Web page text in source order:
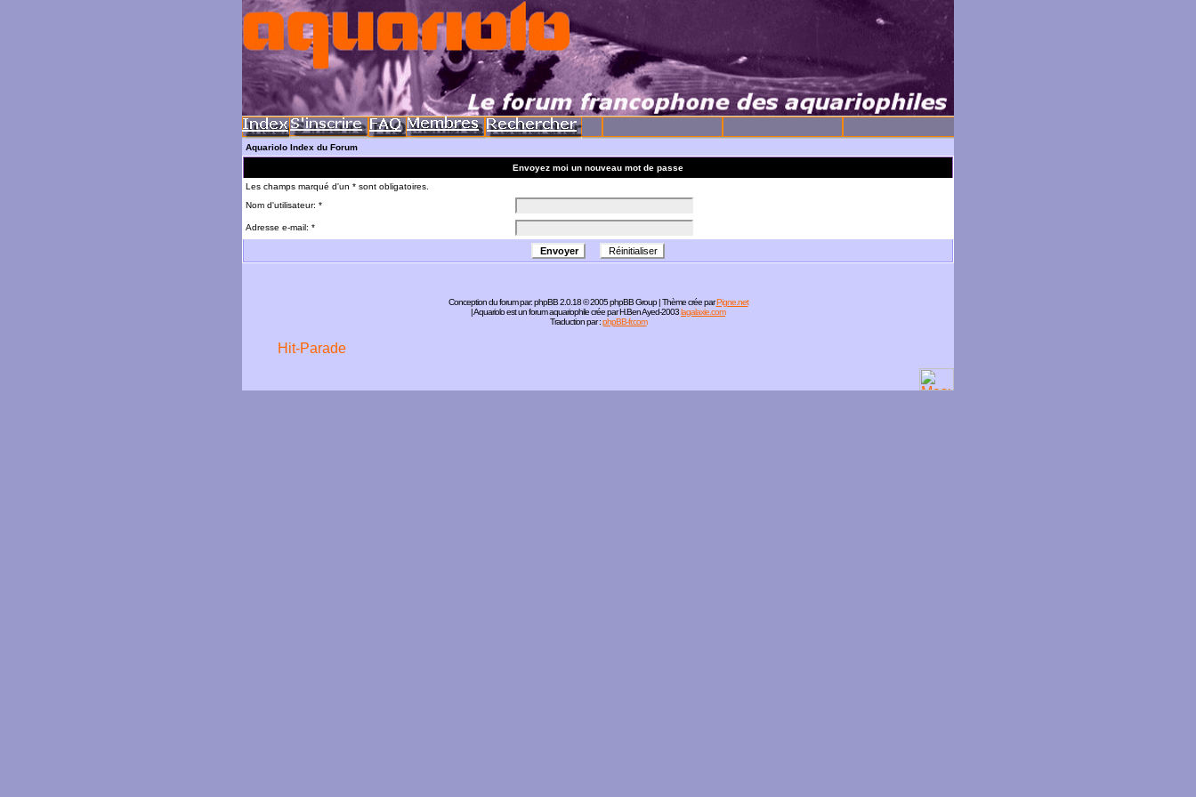
Aquariolo Index du Forum
Envoyez moi un nouveau mot de passe
Les champs marqué d'un * sont obligatoires.
Nom d'utilisateur: *
Adresse e-mail: *
Conception du forum par:phpBB2.0.18 © 2005 phpBB Group | Thème crée parPigne.net
| Aquariolo est un forum aquariophile crée par H.Ben Ayed-2003lagalaxie.com
Traduction par :phpBB-fr.com